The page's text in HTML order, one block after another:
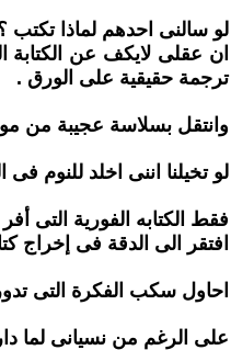
لو سالنى احدهم لماذا تكتب
ان عقلى لايكف عن
ترجمة حقيقية على الورق .
وانتقل بسلاسة عجيبة من
لو تخيلنا اننى اخلد
فقط الكتابه الفورية التى
افتقر الى الدقة فى إخراج
احاول سكب الفكرة التى
على الرغم من نسيانى لما